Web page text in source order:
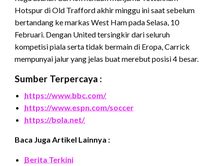
Hotspur di Old Trafford akhir minggu ini saat sebelum
bertandang ke markas West Ham pada Selasa, 10
Februari. Dengan United tersingkir dari seluruh
kompetisi piala serta tidak bermain di Eropa, Carrick
mempunyai jalur yang jelas buat merebut posisi 4 besar.
Sumber Terpercaya :
https://www.bbc.com/
https://www.espn.com/soccer
https://bola.net/
Baca Juga Artikel Lainnya :
Berita Terkini